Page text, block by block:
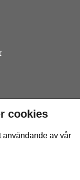
Privacy Policyand
cookies
användande av vår